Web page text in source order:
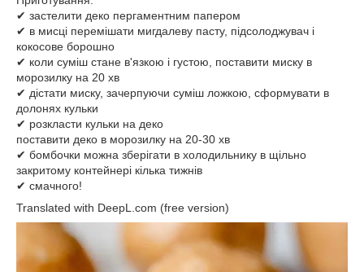
✔ застелити деко пергаментним папером
✔ в мисці перемішати мигдалеву пасту, підсолоджувач і
кокосове борошно
✔ коли суміш стане в'язкою і густою, поставити миску в
морозилку на 20 хв
✔ дістати миску, зачерпуючи суміш ложкою, сформувати в
долонях кульки
✔ розкласти кульки на деко
поставити деко в морозилку на 20-30 хв
✔ бомбочки можна зберігати в холодильнику в щільно
закритому контейнері кілька тижнів
✔ смачного!
Translated with DeepL.com (free version)